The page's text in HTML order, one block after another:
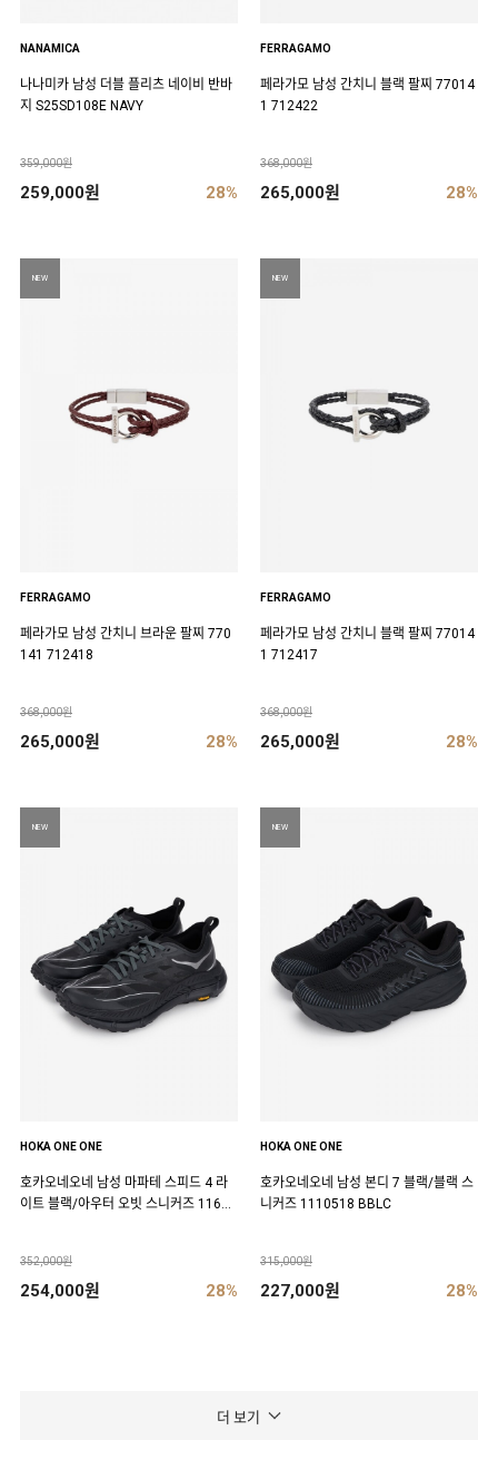
NANAMICA
나나미카 남성 더블 플리츠 네이비 반바
지 S25SD108E NAVY
359,000원
259,000원 28%
FERRAGAMO
페라가모 남성 간치니 블랙 팔찌 77014
1 712422
368,000원
265,000원 28%
NEW
FERRAGAMO
페라가모 남성 간치니 브라운 팔찌 770
141 712418
368,000원
265,000원 28%
NEW
FERRAGAMO
페라가모 남성 간치니 블랙 팔찌 77014
1 712417
368,000원
265,000원 28%
NEW
HOKA ONE ONE
호카오네오네 남성 마파테 스피드 4 라
이트 블랙/아우터 오빗 스니커즈 11684
352,000원
254,000원 28%
NEW
HOKA ONE ONE
호카오네오네 남성 본디 7 블랙/블랙 스
니커즈 1110518 BBLC
315,000원
227,000원 28%
더 보기